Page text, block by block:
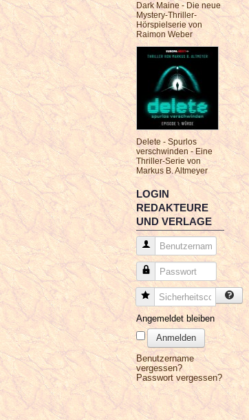
Dark Maine - Die neue
Mystery-Thriller-
Hörspielserie von
Raimon Weber
Delete - Spurlos
verschwinden - Eine
Thriller-Serie von
Markus B. Altmeyer
LOGIN
REDAKTEURE
UND VERLAGE
Benutzername
Passwort
Sicherheitscode
Angemeldet bleiben
Anmelden
Benutzername
vergessen?
Passwort vergessen?